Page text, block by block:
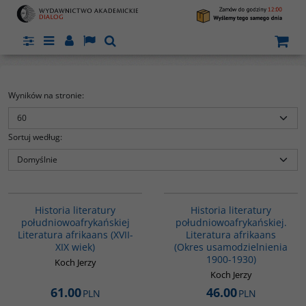
PanelMenuPanelLangSzukaj
Wyników na stronie:
Sortuj według:
Historia literatury
południowoafrykańskiej
Literatura afrikaans (XVII-
XIX wiek)
Koch Jerzy
61.00PLN
nowoczesny podręcznik
akademicki, w którym uwidacznia
się charakterystyczny, niezwykle
efektywny w przypadku książki
tego typu, sposób narracji. Prof.
Jerzy Koch konstruuje swoją
ukazując, jak rozwijał się cały
proces historycznoliteracki, a
Historia literatury
południowoafrykańskiej.
Literatura afrikaans
(Okres usamodzielnienia
1900-1930)
Koch Jerzy
46.00PLN